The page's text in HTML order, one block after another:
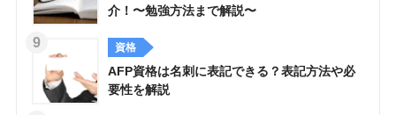
介！〜勉強方法まで解説〜
資格
AFP資格は名刺に表記できる？表記方法や必
要性を解説